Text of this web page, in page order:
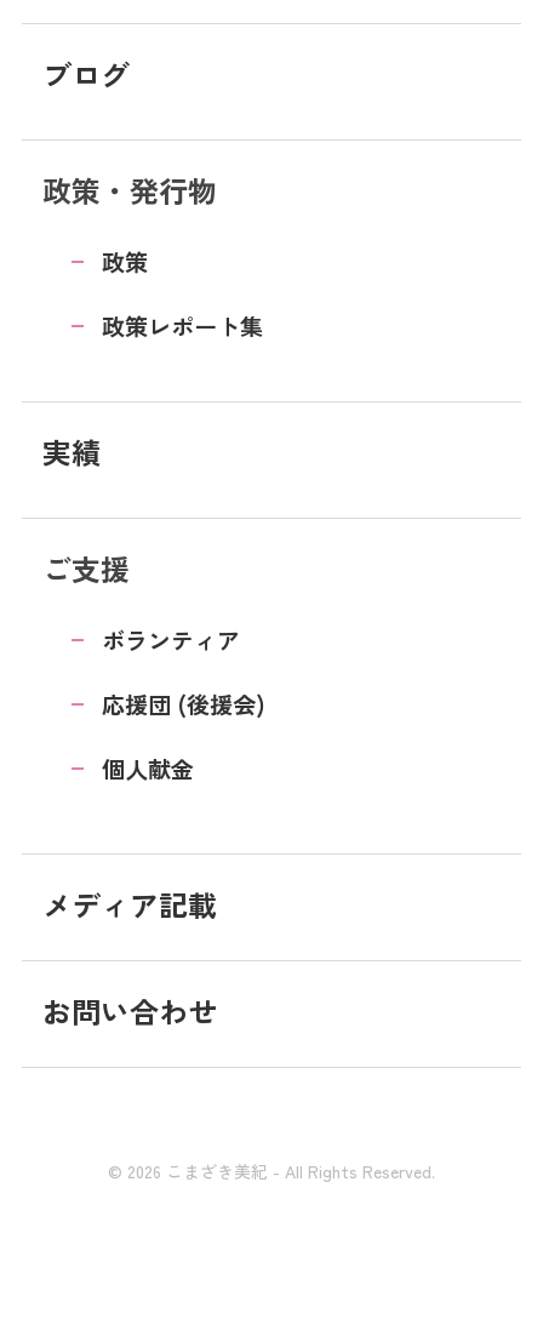
ブログ
政策・発行物
政策
政策レポート集
実績
ご支援
ボランティア
応援団 (後援会)
個人献金
メディア記載
お問い合わせ
© 2026 こまざき美紀 - All Rights Reserved.